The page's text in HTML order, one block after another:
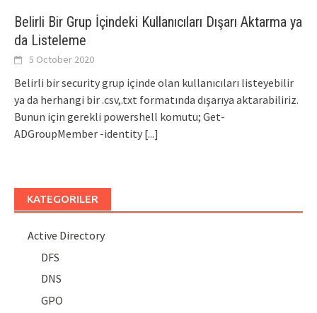
Belirli Bir Grup İçindeki Kullanıcıları Dışarı Aktarma ya
da Listeleme
5 October 2020
Belirli bir security grup içinde olan kullanıcıları listeyebilir
ya da herhangi bir .csv,.txt formatında dışarıya aktarabiliriz.
Bunun için gerekli powershell komutu; Get-
ADGroupMember -identity [...]
KATEGORILER
Active Directory
DFS
DNS
GPO